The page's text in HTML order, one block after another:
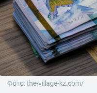
Фото: the-village-kz.com/